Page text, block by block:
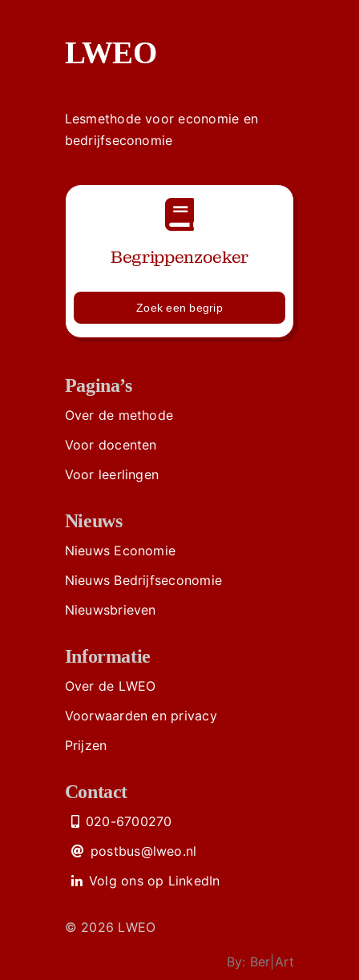
LWEO
Lesmethode voor economie en
bedrijfseconomie
Begrippenzoeker
Zoek een begrip
Pagina’s
Over de methode
Voor docenten
Voor leerlingen
Nieuws
Nieuws Economie
Nieuws Bedrijfseconomie
Nieuwsbrieven
Informatie
Over de LWEO
Voorwaarden en privacy
Prijzen
Contact
020-6700270
postbus@lweo.nl
Volg ons op LinkedIn
© 2026 LWEO
By: Ber|Art